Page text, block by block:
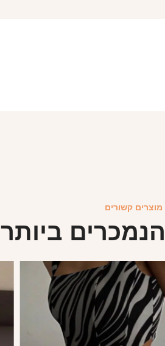
מוצרים קשורים
ביותר